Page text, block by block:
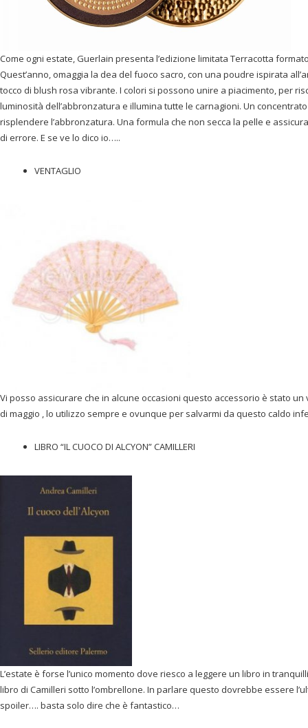
Come ogni estate, Guerlain presenta l’edizione limitata Terracotta
Quest’anno, omaggia la dea del fuoco sacro, con una poudre ispirata
tocco di blush rosa vibrante. I colori si possono unire a piacimento, per
luminosità dell’abbronzatura e illumina tutte le carnagioni. Un
risplendere l’abbronzatura. Una formula che non secca la pelle e
di errore. E se ve lo dico io…..
VENTAGLIO
Vi posso assicurare che in alcune occasioni questo accessorio è stato
di maggio , lo utilizzo sempre e ovunque per salvarmi da questo caldo
LIBRO “IL CUOCO DI ALCYON” CAMILLERI
L’estate è forse l’unico momento dove riesco a leggere un libro in
libro di Camilleri sotto l’ombrellone. In parlare questo dovrebbe essere
spoiler…. basta solo dire che è fantastico…